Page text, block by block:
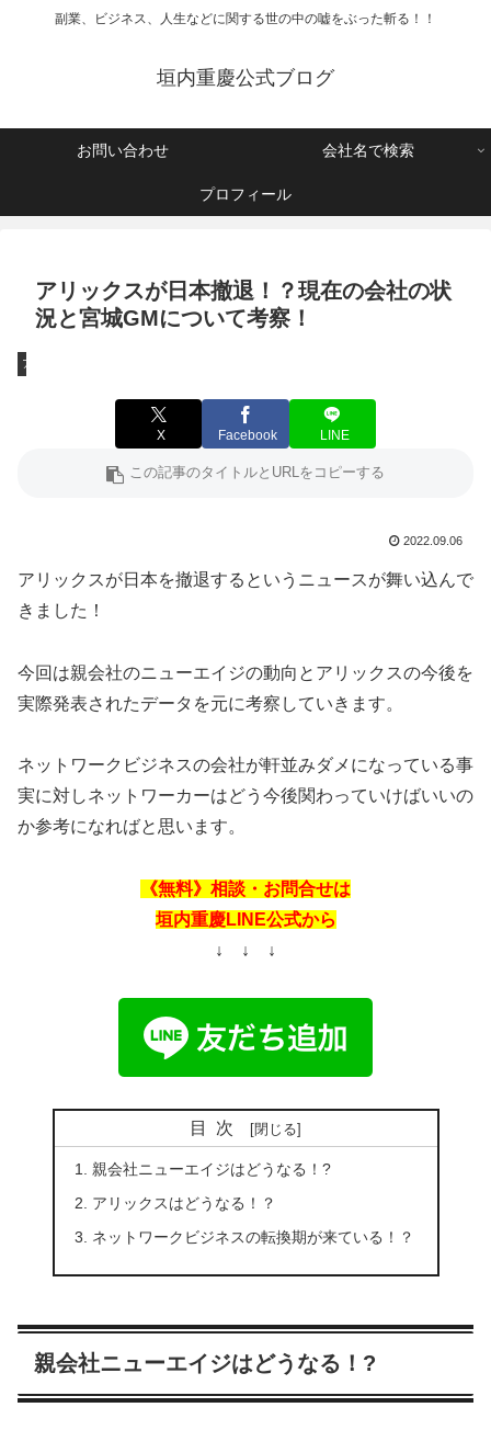
副業、ビジネス、人生などに関する世の中の嘘をぶった斬る！！
垣内重慶公式ブログ
お問い合わせ 会社名で検索
プロフィール
アリックスが日本撤退！？現在の会社の状
況と宮城GMについて考察！
アリックス
X Facebook LINE
2022.09.06
アリックスが日本を撤退するというニュースが舞い込んで
きました！
今回は親会社のニューエイジの動向とアリックスの今後を
実際発表されたデータを元に考察していきます。
ネットワークビジネスの会社が軒並みダメになっている事
実に対しネットワーカーはどう今後関わっていけばいいの
か参考になればと思います。
《無料》相談・お問合せは
垣内重慶LINE公式から
↓ ↓ ↓
目次
親会社ニューエイジはどうなる！?
アリックスはどうなる！？
ネットワークビジネスの転換期が来ている！？
親会社ニューエイジはどうなる！?